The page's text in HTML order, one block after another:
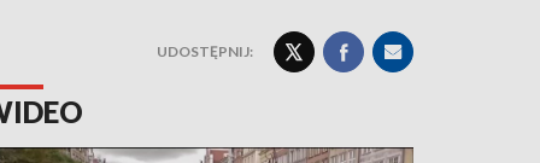
UDOSTĘPNIJ: